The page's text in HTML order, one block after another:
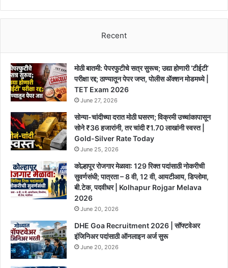
Recent
मोठी बातमी: पेपरफुटीचे सत्र सुरूच; उद्या होणारी ‘टीईटी’
परीक्षा रद्द; ठाण्यातून पेपर जप्त, पोलीस ॲक्शन मोडमध्ये |
TET Exam 2026
June 27, 2026
सोन्या-चांदीच्या दरात मोठी घसरण; विक्रमी उच्चांकापासून
सोने ₹36 हजारांनी, तर चांदी ₹1.70 लाखांनी स्वस्त |
Gold-Silver Rate Today
June 25, 2026
कोल्हापूर रोजगार मेळावा: 129 रिक्त पदांसाठी नोकरीची
सुवर्णसंधी; पात्रता – 8 वी, 12 वी, आयटीआय, डिप्लोमा,
बी.टेक, पदवीधर | Kolhapur Rojgar Melava
2026
June 20, 2026
DHE Goa Recruitment 2026 | सॉफ्टवेअर
इंजिनिअर पदांसाठी ऑनलाइन अर्ज सुरू
June 20, 2026